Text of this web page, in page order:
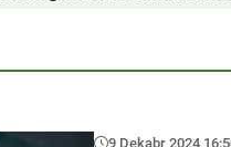
9 Dekabr 2024